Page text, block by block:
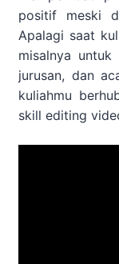
positif meski
Apalagi saat
misalnya
jurusan, dan
kuliahmu
skill editing